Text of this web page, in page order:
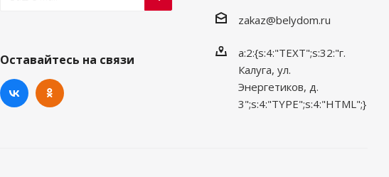
Оставайтесь на связи
zakaz@belydom.ru
a:2:{s:4:"TEXT";s:32:"г.
Калуга, ул.
Энергетиков, д.
3";s:4:"TYPE";s:4:"HTML";}